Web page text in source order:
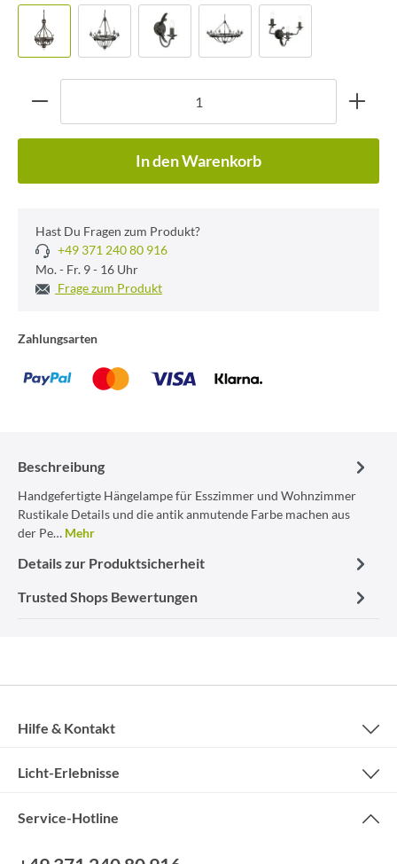
In den Warenkorb
Hast Du Fragen zum Produkt?
+49 371 240 80 916
Mo. - Fr. 9 - 16 Uhr
Frage zum Produkt
Zahlungsarten
Beschreibung
Handgefertigte Hängelampe für Esszimmer und Wohnzimmer
Rustikale Details und die antik anmutende Farbe machen aus
der Pe… Mehr
Details zur Produktsicherheit
Trusted Shops Bewertungen
Service-Hotline
Hilfe & Kontakt
Licht-Erlebnisse